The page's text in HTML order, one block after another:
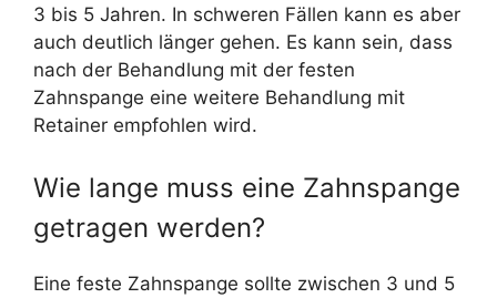
3 bis 5 Jahren. In schweren Fällen kann es aber
auch deutlich länger gehen. Es kann sein, dass
nach der Behandlung mit der festen
Zahnspange eine weitere Behandlung mit
Retainer empfohlen wird.
Wie lange muss eine Zahnspange
getragen werden?
Eine feste Zahnspange sollte zwischen 3 und 5